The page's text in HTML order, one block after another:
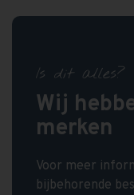
Is dit alles?
Wij
merken
Voor meer
bijbehorende